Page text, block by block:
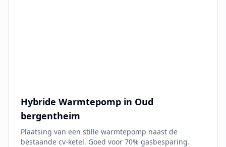
Hybride Warmtepomp in Oud
bergentheim
Plaatsing van een stille warmtepomp naast de
bestaande cv-ketel. Goed voor 70% gasbesparing.